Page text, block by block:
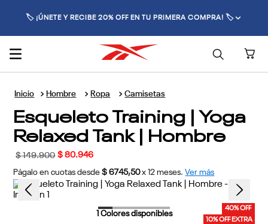
🏷️ ¡ÚNETE Y RECIBE 20% OFF EN TU PRIMERA COMPRA! 🏷️
Hombre Ropa Camisetas
Esqueleto Training | Yoga
Relaxed Tank | Hombre
$ 149.900 $ 80.946
Págalo en cuotas desde $ 6745,50 x 12 meses. Ver más
40% OFF
10% OFF EXTRA
Colores disponibles